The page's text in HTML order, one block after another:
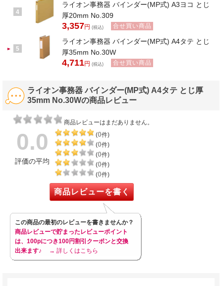
4
ライオン事務器 バインダー(MP式) A3ヨコ とじ
厚20mm No.309
3,357円 (税込) 合せ買い商品
5
ライオン事務器 バインダー(MP式) A4タテ とじ
厚35mm No.30W
4,711円 (税込) 合せ買い商品
ライオン事務器 バインダー(MP式) A4タテ とじ厚
35mm No.30Wの商品レビュー
商品レビューはまだありません。
0.0
評価の平均
(0件)
(0件)
(0件)
(0件)
(0件)
商品レビューを書く
この商品の最初のレビューを書きませんか？
商品レビューで貯まったレビューポイント
は、100pにつき100円割引クーポンと交換
出来ます♪
→ 詳しくはこちら